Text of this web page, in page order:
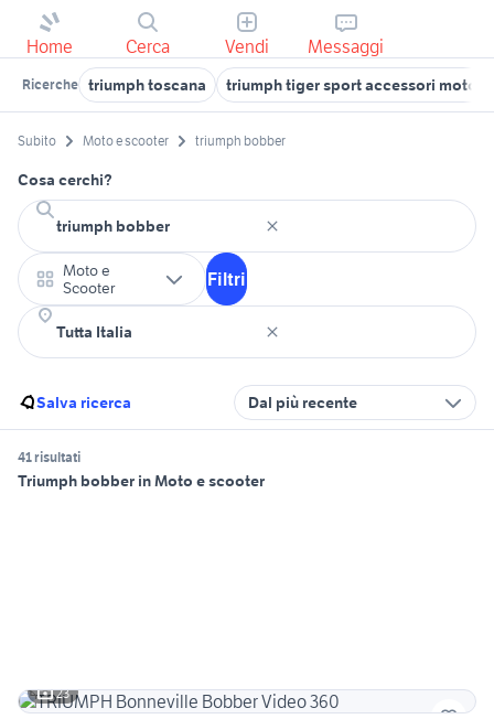
Home Cerca Vendi Messaggi
Ricerche triumph toscana triumph tiger sport accessori moto
Subito Moto e scooter triumph bobber
Cosa cerchi?
Moto e
Scooter
Filtri
Salva ricerca Dal più recente
41 risultati
Triumph bobber in Moto e scooter
23